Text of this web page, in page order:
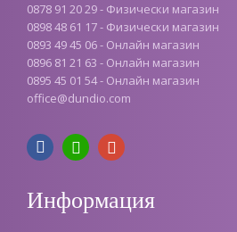
0878 91 20 29 - Физически магазин
0898 48 61 17 - Физически магазин
0893 49 45 06 - Онлайн магазин
0896 81 21 63 - Онлайн магазин
0895 45 01 54 - Онлайн магазин
office@dundio.com
Информация